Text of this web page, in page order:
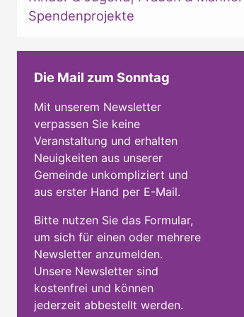
Spendenprojekte
Die Mail zum Sonntag
Mit unserem Newsletter
verpassen Sie keine
Veranstaltung und erhalten
Neuigkeiten aus unserer
Gemeinde unkompliziert und
aus erster Hand per E-Mail.
Bitte nutzen Sie das Formular,
um sich für einen oder mehrere
Newsletter anzumelden.
Unsere Newsletter sind
kostenfrei und können
jederzeit abbestellt werden.